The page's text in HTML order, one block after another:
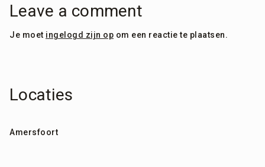
Leave a comment
Je moet ingelogd zijn op om een reactie te plaatsen.
Locaties
Amersfoort